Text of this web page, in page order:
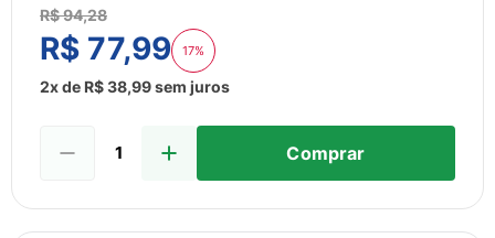
R$94,28
R$ 77,99 17%
2x de R$38,99sem juros
Comprar